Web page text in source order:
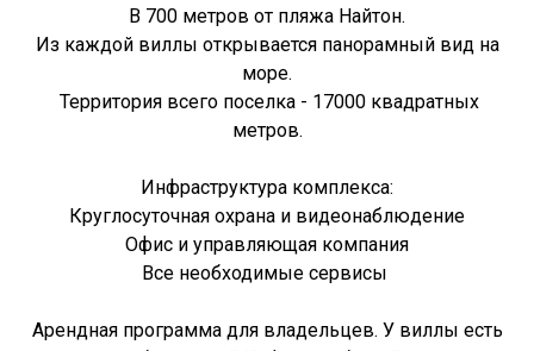
В 700 метров от пляжа Найтон.
Из каждой виллы открывается панорамный вид на
море.
Территория всего поселка - 17000 квадратных
метров.
Инфраструктура комплекса:
Круглосуточная охрана и видеонаблюдение
Офис и управляющая компания
Все необходимые сервисы
Арендная программа для владельцев. У виллы есть